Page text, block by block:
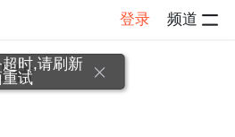
登录 频道
情
错
超时,请刷新
试